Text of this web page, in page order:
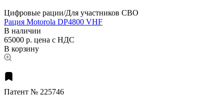
Цифровые рации/Для участников СВО
Рация Motorola DP4800 VHF
В наличии
65000 р. цена с НДС
В корзину
Патент № 225746